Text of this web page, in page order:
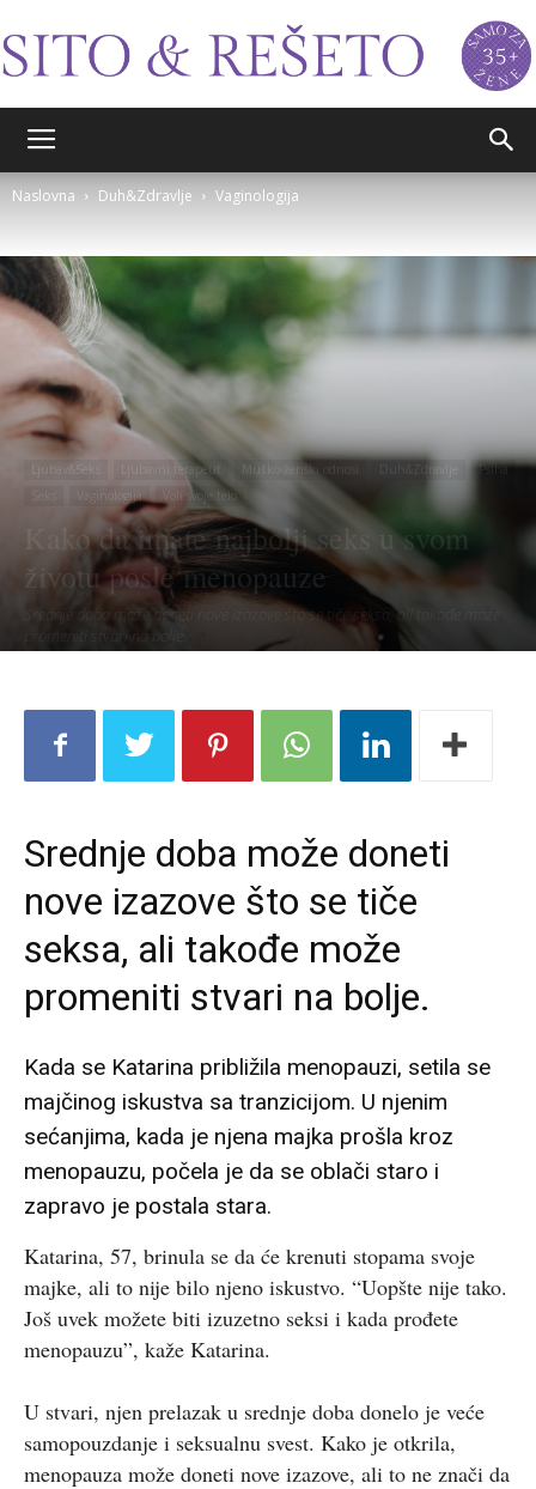
Naslovna Duh&Zdravlje Vaginologija
Ljubav&Seks Ljubavni terapeut Muško-ženski odnosi
Psiha
Vaginologija Voli svoje telo
Kako da imate najbolji seks u svom
životu posle menopauze
Srednje doba može doneti nove izazove što se tiče seksa, ali takođe može
promeniti stvari na bolje.
Srednje doba može doneti
nove izazove što se tiče
seksa, ali takođe može
promeniti stvari na bolje.
Kada se Katarina približila menopauzi, setila se
majčinog iskustva sa tranzicijom. U njenim
sećanjima, kada je njena majka prošla kroz
menopauzu, počela je da se oblači staro i
zapravo je postala stara.
Katarina, 57, brinula se da će krenuti stopama svoje
majke, ali to nije bilo njeno iskustvo. “Uopšte nije tako.
Još uvek možete biti izuzetno seksi i kada prođete
menopauzu”, kaže Katarina.
U stvari, njen prelazak u srednje doba donelo je veće
samopouzdanje i seksualnu svest. Kako je otkrila,
menopauza može doneti nove izazove, ali to ne znači da